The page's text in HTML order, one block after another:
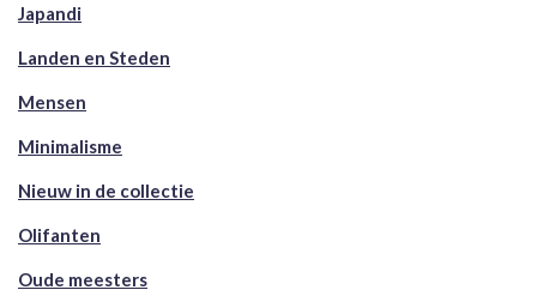
Japandi
Landen en Steden
Mensen
Minimalisme
Nieuw in de collectie
Olifanten
Oude meesters